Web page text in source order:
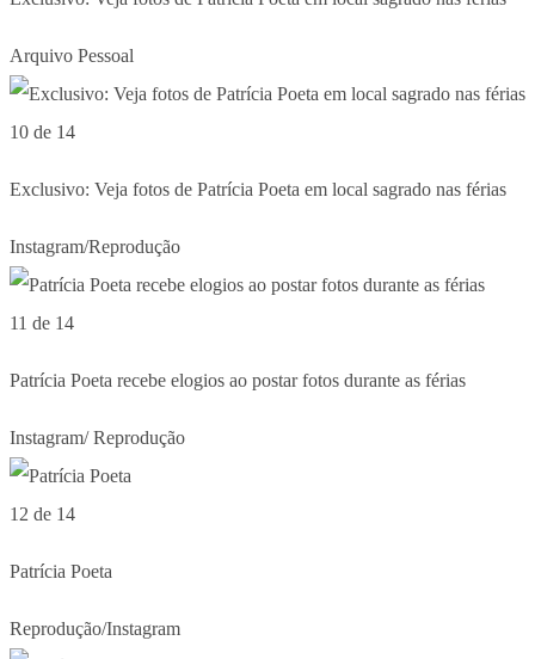
Arquivo Pessoal
10 de 14
Exclusivo: Veja fotos de Patrícia Poeta em local sagrado nas férias
Instagram/Reprodução
11 de 14
Patrícia Poeta recebe elogios ao postar fotos durante as férias
Instagram/ Reprodução
12 de 14
Patrícia Poeta
Reprodução/Instagram